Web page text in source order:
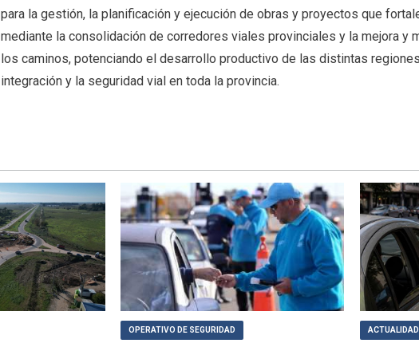
para la gestión, la planificación y ejecución de obras y proyectos que
mediante la consolidación de corredores viales provinciales y la mejora y
los caminos, potenciando el desarrollo productivo de las distintas
integración y la seguridad vial en toda la provincia.
OPERATIVO DE SEGURIDAD ACTUALIDAD